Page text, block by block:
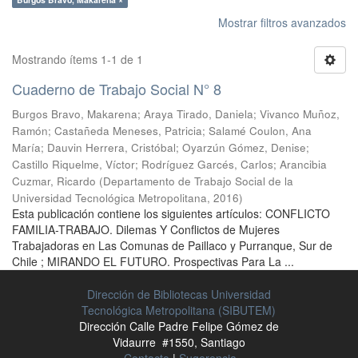
Mostrar filtros avanzados
Mostrando ítems 1-1 de 1
Cuaderno de Trabajo Social N° 8
Burgos Bravo, Makarena; Araya Tirado, Daniela; Vivanco Muñoz,
Ramón; Castañeda Meneses, Patricia; Salamé Coulon, Ana
María; Dauvin Herrera, Cristóbal; Oyarzún Gómez, Denise;
Castillo Riquelme, Víctor; Rodríguez Garcés, Carlos; Arancibia
Cuzmar, Ricardo (Departamento de Trabajo Social de la
Universidad Tecnológica Metropolitana, 2016)
Esta publicación contiene los siguientes artículos: CONFLICTO
FAMILIA-TRABAJO. Dilemas Y Conflictos de Mujeres
Trabajadoras en Las Comunas de Paillaco y Purranque, Sur de
Chile ; MIRANDO EL FUTURO. Prospectivas Para La ...
Dirección de Bibliotecas Universidad
Tecnológica Metropolitana (SIBUTEM)
Dirección Calle Padre Felipe Gómez de
Vidaurre #1550, Santiago